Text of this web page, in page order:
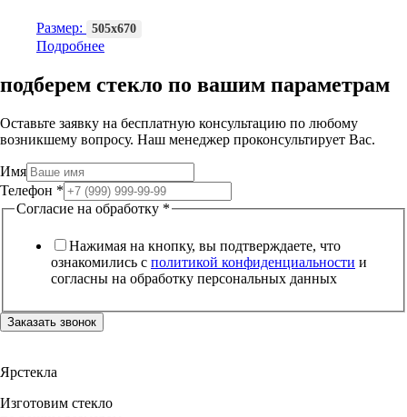
Размер: 505х670
Подробнее
подберем стекло по вашим параметрам
Оставьте заявку на бесплатную консультацию по любому
возникшему вопросу. Наш менеджер проконсультирует Вас.
Имя
Телефон *
Согласие на обработку *
Нажимая на кнопку, вы подтверждаете, что
ознакомились с политикой конфиденциальности и
согласны на обработку персональных данных
Заказать звонок
Ярстекла
Изготовим стекло